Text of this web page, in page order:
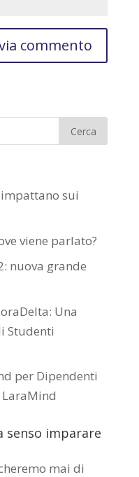
sui
viene parlato?
nuova grande
Una
Studenti
per Dipendenti
LaraMind
senso imparare
mai di